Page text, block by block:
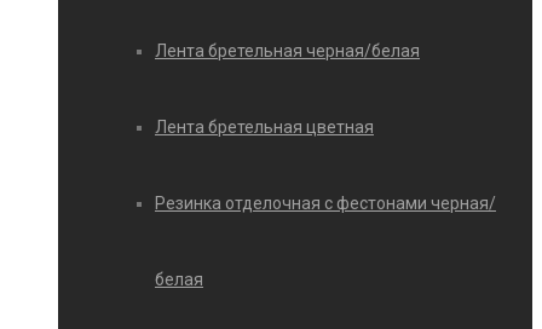
Лента бретельная черная/белая
Лента бретельная цветная
Резинка отделочная с фестонами черная/
белая